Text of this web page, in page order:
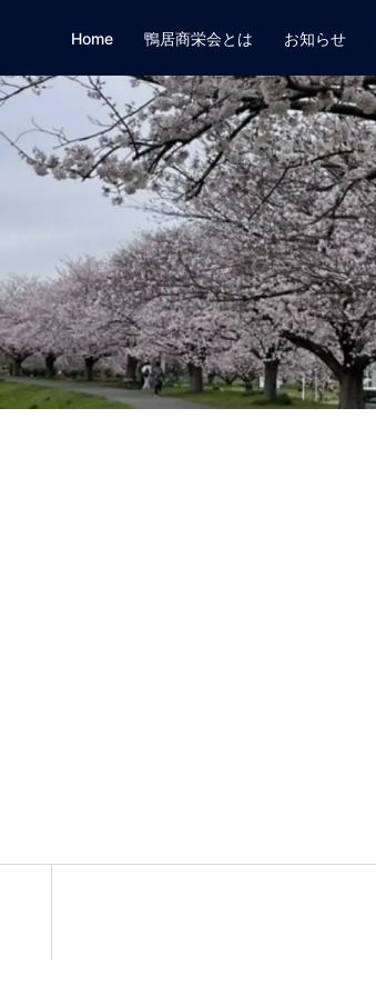
Home 鴨居商栄会とは お知らせ